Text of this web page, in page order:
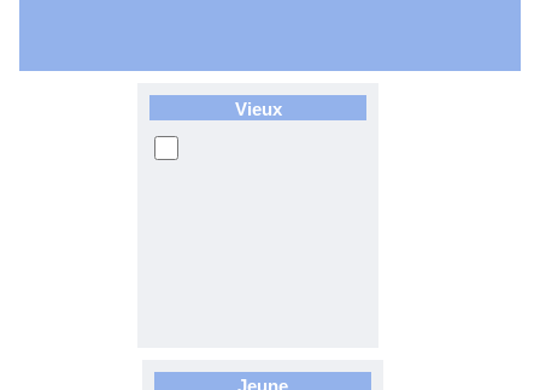
Vieux
Jeune